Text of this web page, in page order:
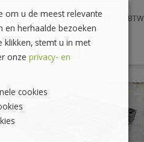
€14,85 €17,97 incl. BTW
BEKIJKEN
om u de meest relevante
herhaalde bezoeken
stemt u in met
onze privacy- en
cookies